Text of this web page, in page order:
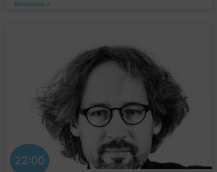
Bővebben »
22:00